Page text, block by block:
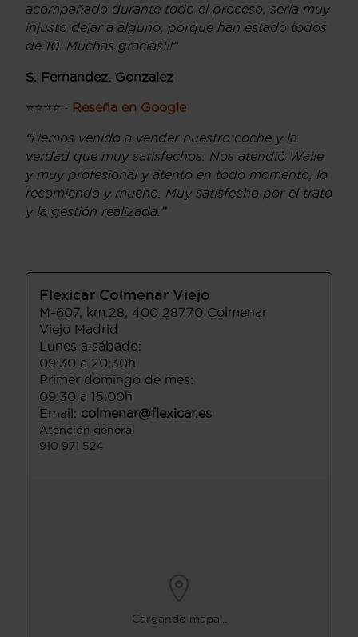
acompañado durante todo el proceso, sería muy
injusto dejar a alguno, porque han estado todos
de 10. Muchas gracias!!!”
S. Fernandez. Gonzalez
⭐⭐⭐⭐ · Reseña en Google
“Hemos venido a vender nuestro coche y la
verdad que muy satisfechos. Nos atendió Waile
y muy profesional y atento en todo momento, lo
recomiendo y mucho. Muy satisfecho por el trato
y la gestión realizada.”
Flexicar Colmenar Viejo
M-607, km.28, 400 28770 Colmenar
Viejo Madrid
Lunes a sábado:
09:30 a 20:30h
Primer domingo de mes:
09:30 a 15:00h
Email: colmenar@flexicar.es
Atención general
910 971 524
Cargando mapa...